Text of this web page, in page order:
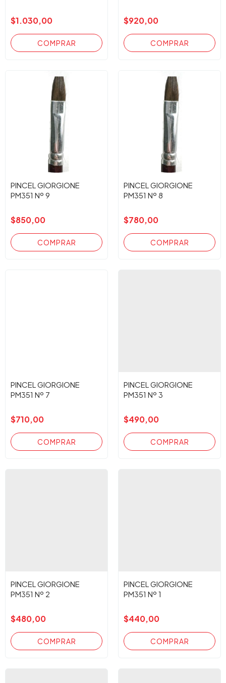
$1.030,00 $920,00
PINCEL GIORGIONE
PM351 Nº 9
$850,00
PINCEL GIORGIONE
PM351 Nº 8
$780,00
PINCEL GIORGIONE
PM351 Nº 7
$710,00
PINCEL GIORGIONE
PM351 Nº 3
$490,00
PINCEL GIORGIONE
PM351 Nº 2
$480,00
PINCEL GIORGIONE
PM351 Nº 1
$440,00